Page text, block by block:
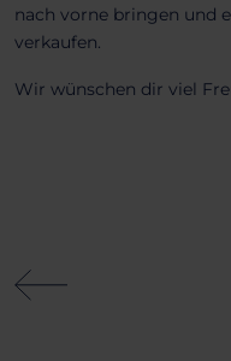
nach vorne bringen und
verkaufen.
Wir wünschen dir viel